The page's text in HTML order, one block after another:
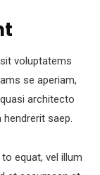
voluptatems
se aperiam,
architecto
saep.
equat, vel illum